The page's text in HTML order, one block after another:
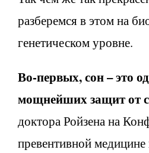
разберемся в этом на
генетическом уровне.
Во-первых, сон – это
мощнейших защит от
доктора Ройзена на
превентивной